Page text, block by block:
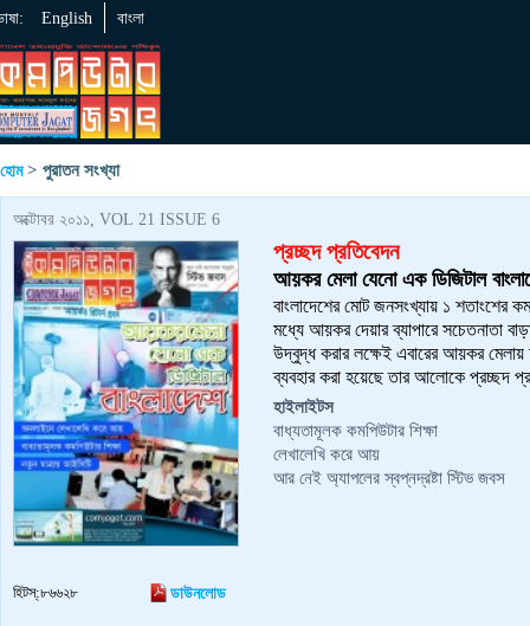
English বাংলা
হোম> পুরাতন সংখ্যা
অক্টোবর ২০১১, VOL 21 ISSUE 6
হিটস্:৮৬৬২৮ ডাউনলোড
প্রচ্ছদ প্রতিবেদন
আয়কর মেলা যেনো এক ডিজিটাল
বাংলাদেশের মোট জনসংখ্যায় ১ শতাংশের
মধ্যে আয়কর দেয়ার ব্যাপারে সচেতনাতা
উদ্বুদ্ধ করার লক্ষেই এবারের আয়কর
ব্যবহার করা হয়েছে তার আলোকে প্রচ্ছদ
হাইলাইটস
বাধ্যতামূলক কমপিউটার শিক্ষা
লেখালেখি করে আয়
আর নেই অ্যাপলের স্বপ্নদ্রষ্টা স্টিভ জবস